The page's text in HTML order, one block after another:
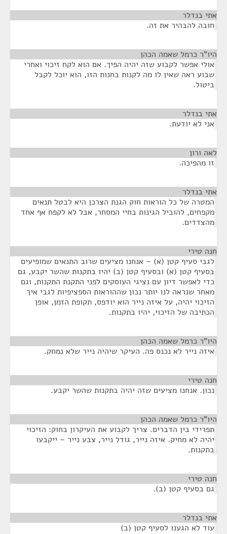
אתי בנדלר
חובה להבהיר את זה.
היו"ר כרמל שאמה הכהן
אולי אפשר לקבוע שזה יהיה הפיך. אם הוא לקח זיכוי ואחרי
שבוע ראה שאין לו מה לקנות בחנות הזו, הוא יוכל לקבל
ביטול.
אתי בנדלר
אני לא יודעת.
לאה ורון
זו מהפיכה.
אתי בנדלר
המטרה של כל הוראות חוק הגנת הצרכן היא לבטל תנאים
מקפחים, להוביל הגינות בחיי המסחר, אבל לא לקפח אף אחד
מהצדדים.
חנה טירי
לגבי סעיף קטן (א) – אנחנו מציעים שרוב התנאים שמופיעים
בסעיף קטן (א) ובסעיף קטן (ב) יהיו בתקנות שהשר יקבע, גם
כדי לאפשר דיון עם נציגי העוסקים לפני התקנת התקנות, וגם
מאחר שנראה לנו יותר נכון שההוראות הספציפיות לגבי איך
הזיכוי יהיה, על איזה נייר הוא יודפס, תקופת הזמן, אופן
הכתיבה של הזיכוי, יהיו בתקנות.
היו"ר כרמל שאמה הכהן
איזה נייר לא נכנס פה. העיקר שיהיה נייר שלא נמחק.
חנה טירי
נכון. אנחנו מציעים שזה יהיה בתקנות שהשר יקבע.
היו"ר כרמל שאמה הכהן
תפרידי בין הדברים. צריך לקבוע את העיקרון בחוק: הזיכוי
יהיה לא מחיק. איזה נייר, גודל נייר, צבע נייר – ייקבעו
בתקנות.
חנה טירי
גם בסעיף קטן (ב).
אתי בנדלר
עוד לא הגענו לסעיף קטן (ב)